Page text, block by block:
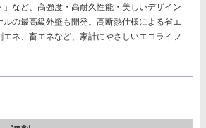
など、高強度・高耐久性能・美しいデザイン
の最高級外壁も開発。高断熱仕様による省エ
エネ、畜エネなど、家計にやさしいエコライフ